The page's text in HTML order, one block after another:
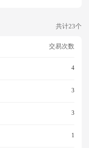
共计23个
交易次数
4
3
3
1